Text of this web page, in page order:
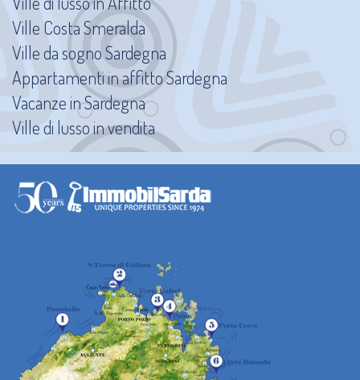
Ville Costa Smeralda
Ville da sogno Sardegna
Appartamenti in affitto Sardegna
Vacanze in Sardegna
Ville di lusso in vendita